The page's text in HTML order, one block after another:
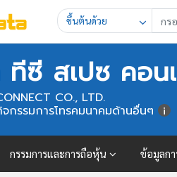
ขึ้นต้นด้วย
ซี สเปซ คอน
CO., LTD.
กรรมการโทรคมนาคมด้านอื่นๆ
กรรมการและการถือหุ้น ข้อมูลกา